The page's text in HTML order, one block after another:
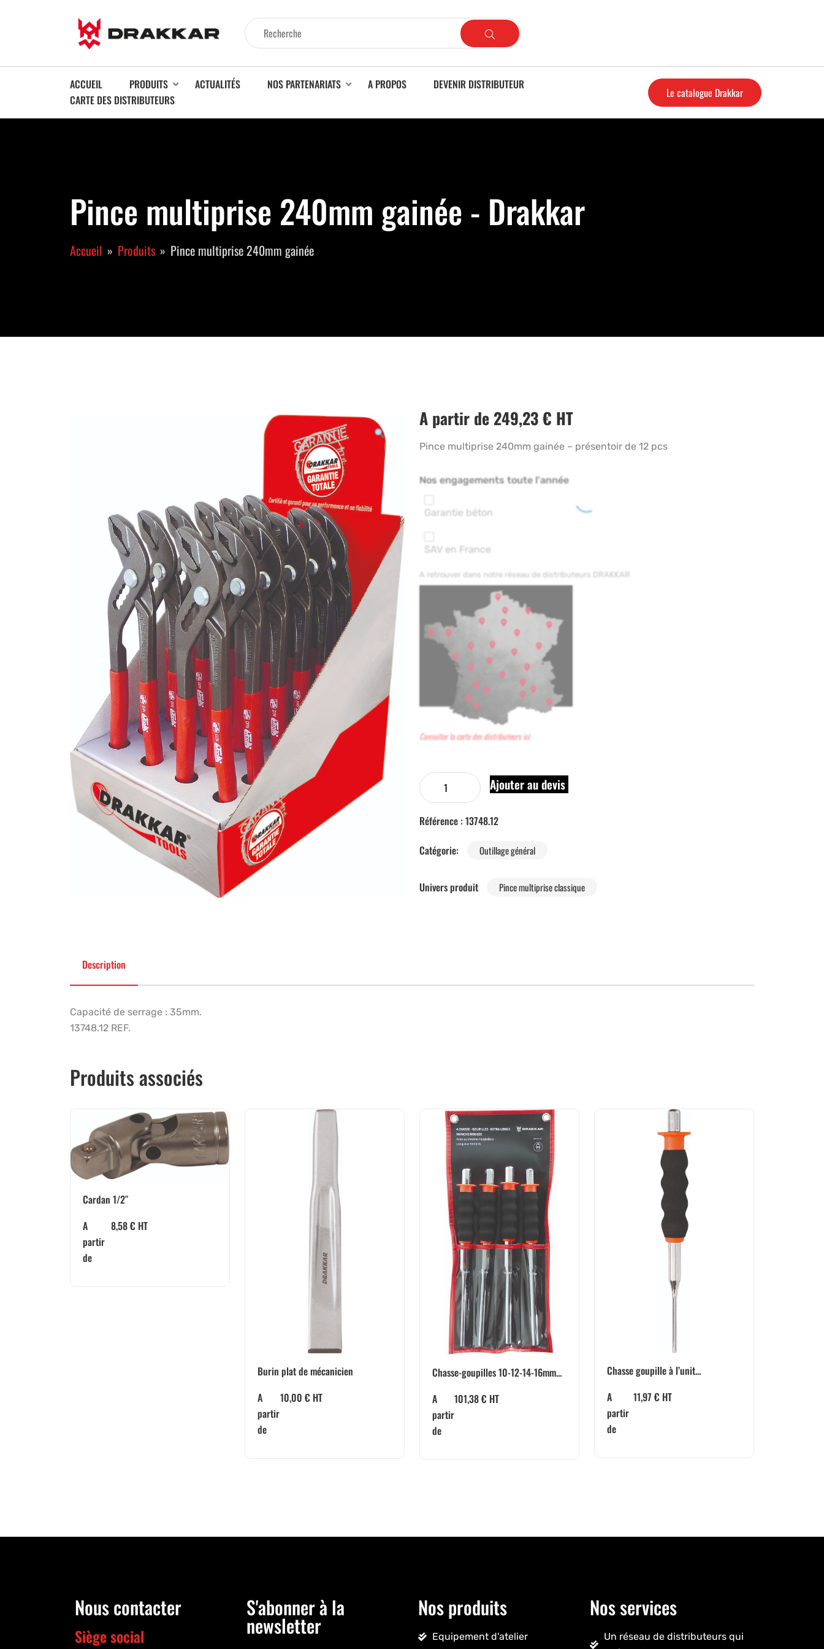
ACCUEIL PRODUITS ACTUALITÉS NOS PARTENARIATS A PROPOS
DEVENIR DISTRIBUTEUR
CARTE DES DISTRIBUTEURS
Le catalogue Drakkar
Pince multiprise 240mm gainée - Drakkar
Accueil Produits Pince multiprise 240mm gainée
A partir de 249,23€ HT
Pince multiprise 240mm gainée – présentoir de 12 pcs
Nos engagements toute l'année
Garantie béton
SAV en France
A retrouver dans notre réseau de distributeurs DRAKKAR
Consulter la carte des distributeurs ici
Ajouter au devis
Référence : 13748.12
Catégorie:
Outillage général
Univers produit Pince multiprise classique
Description
Capacité de serrage : 35mm.
13748.12 REF.
Produits associés
Cardan 1/2″
A
partir
de
8,58€ HT
Burin plat de mécanicien
A
partir
de
10,00 € HT
Chasse-goupilles 10-12-14-16mm...
A
partir
de
101,38€ HT
Chasse goupille à l’unit...
A
partir
de
11,97 € HT
Nous contacter
Siège social
S'abonner à la
newsletter
Nos produits
Equipement d'atelier
Nos services
Un réseau de distributeurs qui